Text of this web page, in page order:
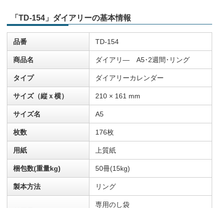
「TD-154」ダイアリーの基本情報
品番 TD-154
商品名 ダイアリ― A5･2週間･リング
タイプ ダイアリーカレンダー
サイズ（縦ｘ横） 210 × 161 mm
サイズ名 A5
枚数 176枚
用紙 上質紙
梱包数(重量kg) 50冊(15kg)
製本方法 リング
専用のし袋